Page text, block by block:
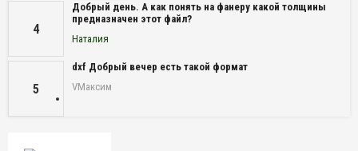
4
Добрый день. А как понять на фанеру какой толщины
предназначен этот файл?
Наталия
5
dxf Добрый вечер есть такой формат
VМаксим